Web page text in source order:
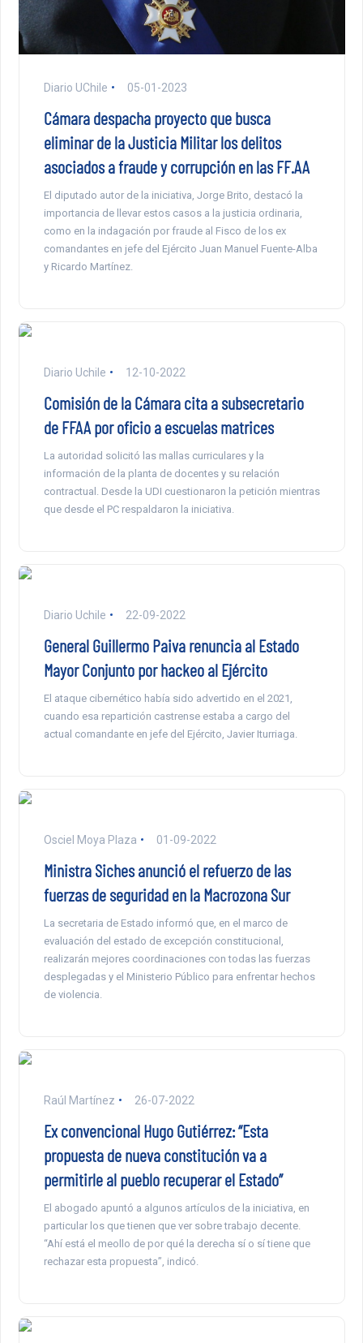
Diario UChile 05-01-2023
Cámara despacha proyecto que busca
eliminar de la Justicia Militar los delitos
asociados a fraude y corrupción en las FF.AA
El diputado autor de la iniciativa, Jorge Brito, destacó la
importancia de llevar estos casos a la justicia ordinaria,
como en la indagación por fraude al Fisco de los ex
comandantes en jefe del Ejército Juan Manuel Fuente-Alba
y Ricardo Martínez.
Diario Uchile 12-10-2022
Comisión de la Cámara cita a subsecretario
de FFAA por oficio a escuelas matrices
La autoridad solicitó las mallas curriculares y la
información de la planta de docentes y su relación
contractual. Desde la UDI cuestionaron la petición mientras
que desde el PC respaldaron la iniciativa.
Diario Uchile 22-09-2022
General Guillermo Paiva renuncia al Estado
Mayor Conjunto por hackeo al Ejército
El ataque cibernético había sido advertido en el 2021,
cuando esa repartición castrense estaba a cargo del
actual comandante en jefe del Ejército, Javier Iturriaga.
Osciel Moya Plaza 01-09-2022
Ministra Siches anunció el refuerzo de las
fuerzas de seguridad en la Macrozona Sur
La secretaria de Estado informó que, en el marco de
evaluación del estado de excepción constitucional,
realizarán mejores coordinaciones con todas las fuerzas
desplegadas y el Ministerio Público para enfrentar hechos
de violencia.
Raúl Martínez 26-07-2022
Ex convencional Hugo Gutiérrez: “Esta
propuesta de nueva constitución va a
permitirle al pueblo recuperar el Estado”
El abogado apuntó a algunos artículos de la iniciativa, en
particular los que tienen que ver sobre trabajo decente.
“Ahí está el meollo de por qué la derecha sí o sí tiene que
rechazar esta propuesta”, indicó.